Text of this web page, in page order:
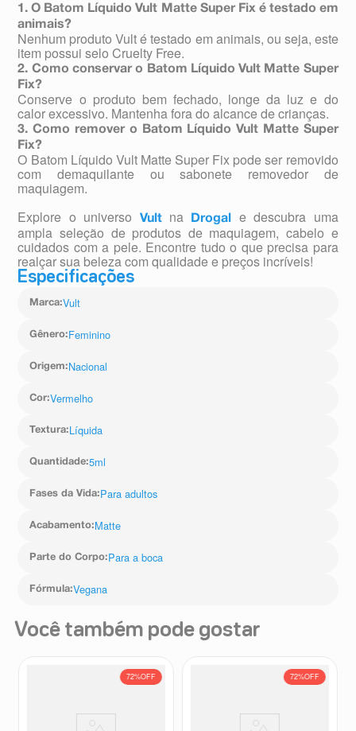
1. O Batom Líquido Vult Matte Super Fix é testado em
animais?
Nenhum produto Vult é testado em animais, ou seja, este
item possui selo Cruelty Free.
2. Como conservar o Batom Líquido Vult Matte Super
Fix?
Conserve o produto bem fechado, longe da luz e do
calor excessivo. Mantenha fora do alcance de crianças.
3. Como remover o Batom Líquido Vult Matte Super
Fix?
O Batom Líquido Vult Matte Super Fix pode ser removido
com demaquilante ou sabonete removedor de
maquiagem.
Explore o universo
Vult na Drogal
e descubra uma
ampla seleção de produtos de maquiagem, cabelo e
cuidados com a pele. Encontre tudo o que precisa para
realçar sua beleza com qualidade e preços incríveis!
Especificações
Marca:Vult
Gênero:Feminino
Origem:Nacional
Cor:Vermelho
Textura:Líquida
Quantidade:5ml
Fases da Vida:Para adultos
Acabamento:Matte
Parte do Corpo:Para a boca
Fórmula:Vegana
Você também pode gostar
72%OFF 72%OFF